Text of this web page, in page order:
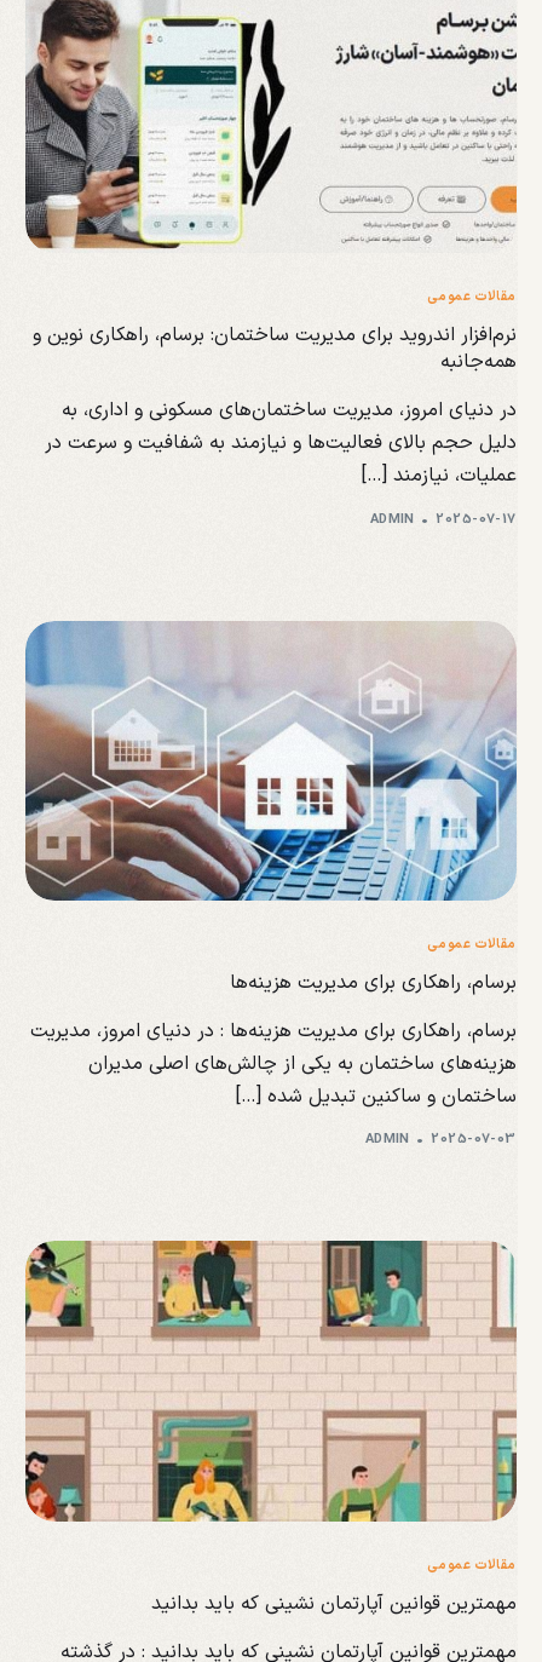
مقالات عمومی
نرم‌افزار اندروید برای مدیریت ساختمان: برسام، راهکاری نوین و
همه‌جانبه
در دنیای امروز، مدیریت ساختمان‌های مسکونی و اداری، به
دلیل حجم بالای فعالیت‌ها و نیازمند به شفافیت و سرعت در
عملیات، نیازمند […]
ADMIN 2025-07-17
مقالات عمومی
برسام، راهکاری برای مدیریت هزینه‌ها
برسام، راهکاری برای مدیریت هزینه‌ها : در دنیای امروز، مدیریت
هزینه‌های ساختمان به یکی از چالش‌های اصلی مدیران
ساختمان و ساکنین تبدیل شده […]
ADMIN 2025-07-03
مقالات عمومی
مهمترین قوانین آپارتمان نشینی که باید بدانید
مهمترین قوانین آپارتمان نشینی که باید بدانید : در گذشته